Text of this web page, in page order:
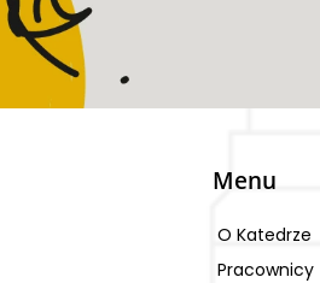
Menu
O Katedrze
Pracownicy